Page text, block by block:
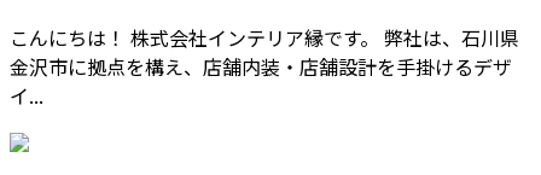
こんにちは！ 株式会社インテリア縁です。 弊社は、石川県
金沢市に拠点を構え、店舗内装・店舗設計を手掛けるデザ
イ...